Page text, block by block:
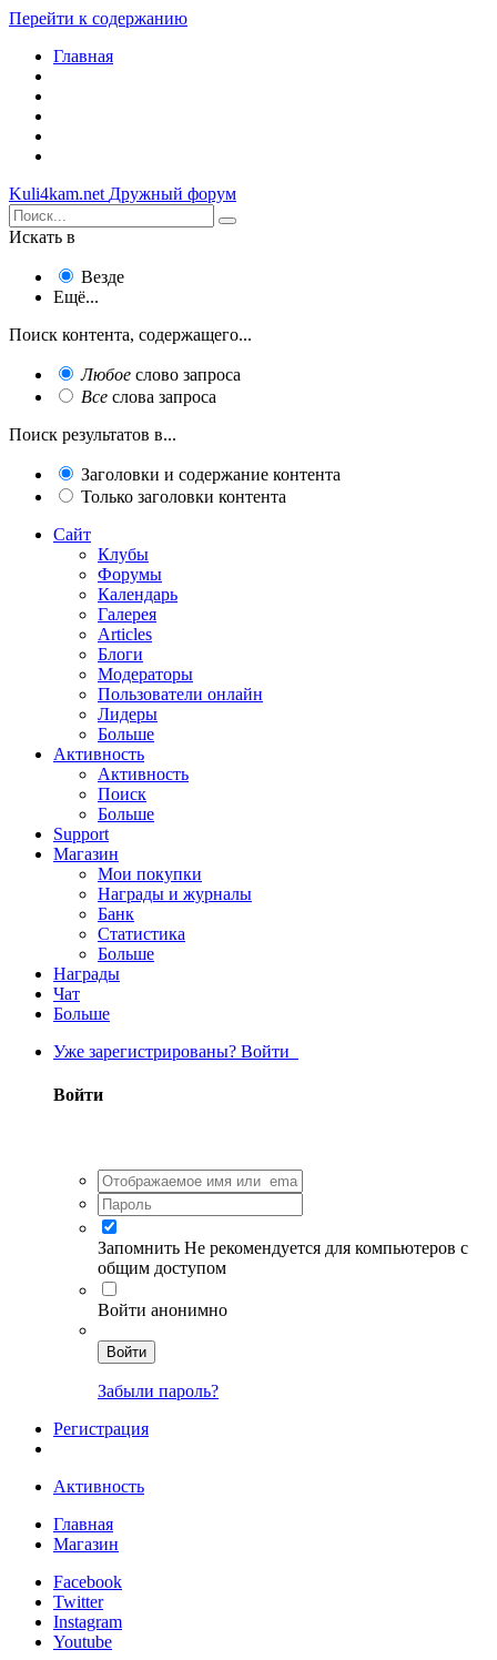
Перейти к содержанию
Главная
Kuli4kam.net Дружный форум
Искать в
Везде
Ещё...
Поиск контента, содержащего...
Любое слово запроса
Все слова запроса
Поиск результатов в...
Заголовки и содержание контента
Только заголовки контента
Сайт
Клубы
Форумы
Календарь
Галерея
Articles
Блоги
Модераторы
Пользователи онлайн
Лидеры
Больше
Активность
Активность
Поиск
Больше
Support
Магазин
Мои покупки
Награды и журналы
Банк
Статистика
Больше
Награды
Чат
Больше
Уже зарегистрированы? Войти
Войти
Запомнить Не рекомендуется для компьютеров с
общим доступом
Войти анонимно
Войти
Забыли пароль?
Регистрация
Активность
Главная
Магазин
Facebook
Twitter
Instagram
Youtube